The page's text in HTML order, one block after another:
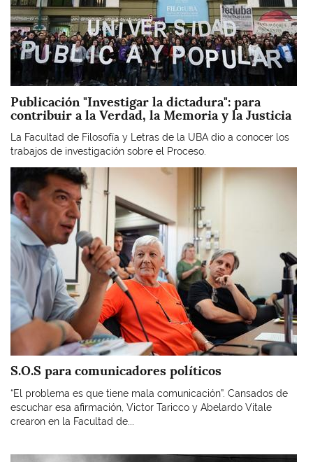
Publicación "Investigar la dictadura": para
contribuir a la Verdad, la Memoria y la Justicia
La Facultad de Filosofía y Letras de la UBA dio a conocer los
trabajos de investigación sobre el Proceso.
S.O.S para comunicadores políticos
“El problema es que tiene mala comunicación”. Cansados de
escuchar esa afirmación, Victor Taricco y Abelardo Vitale
crearon en la Facultad de...